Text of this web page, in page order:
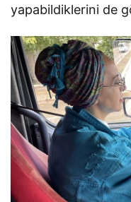
yapabildiklerini de